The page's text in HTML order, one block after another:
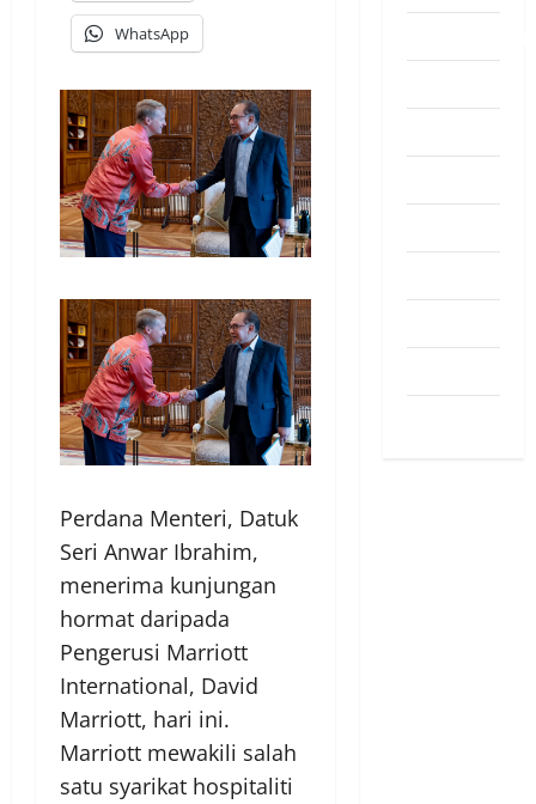
WhatsApp
Perdana Menteri, Datuk
Seri Anwar Ibrahim,
menerima kunjungan
hormat daripada
Pengerusi Marriott
International, David
Marriott, hari ini.
Marriott mewakili salah
satu syarikat hospitaliti